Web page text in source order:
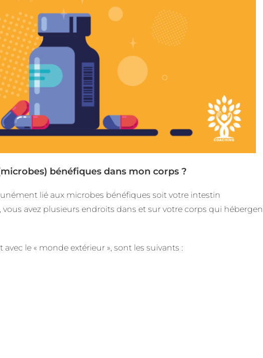
bénéfiques dans mon corps ?
lié aux microbes bénéfiques soit votre intestin
avez plusieurs endroits dans et sur votre corps qui
le « monde extérieur », sont les suivants :